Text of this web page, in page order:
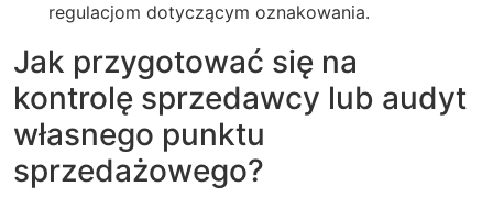
regulacjom dotyczącym oznakowania.
Jak przygotować się na
kontrolę sprzedawcy lub audyt
własnego punktu
sprzedażowego?